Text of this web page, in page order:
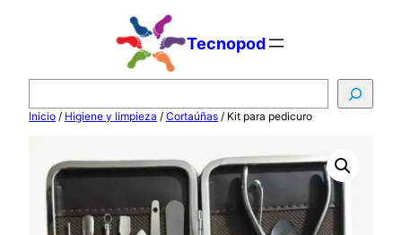
Tecnopod
u
Inicio / Higiene y limpieza / Cortaúñas / Kit para pedicuro